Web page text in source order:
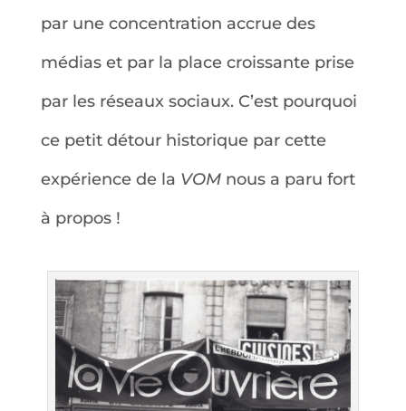
par une concentration accrue des
médias et par la place croissante prise
par les réseaux sociaux. C’est pourquoi
ce petit détour historique par cette
expérience de la VOMnous a paru fort
à propos !